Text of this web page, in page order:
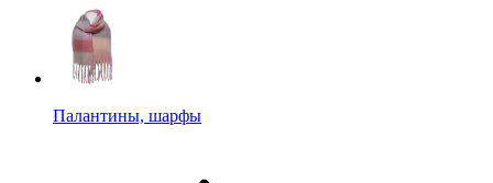
Палантины, шарфы